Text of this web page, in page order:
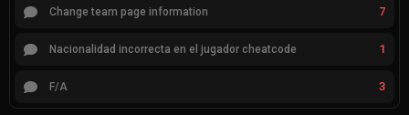
Change team page information 7
Nacionalidad incorrecta en el jugador cheatcode 1
F/A 3